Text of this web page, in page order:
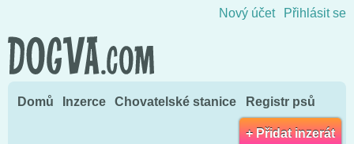
Nový účet Přihlásit se
Domů Inzerce Chovatelské stanice Registr psů
+ Přidat inzerát